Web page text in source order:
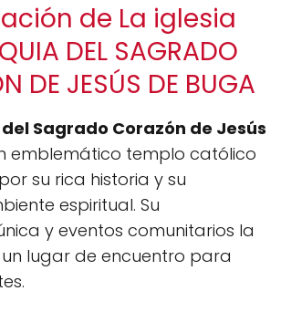
de La iglesia
DEL SAGRADO
DE JESÚS DE BUGA
Sagrado Corazón de Jesús
emblemático templo católico
su rica historia y su
espiritual. Su
y eventos comunitarios la
lugar de encuentro para